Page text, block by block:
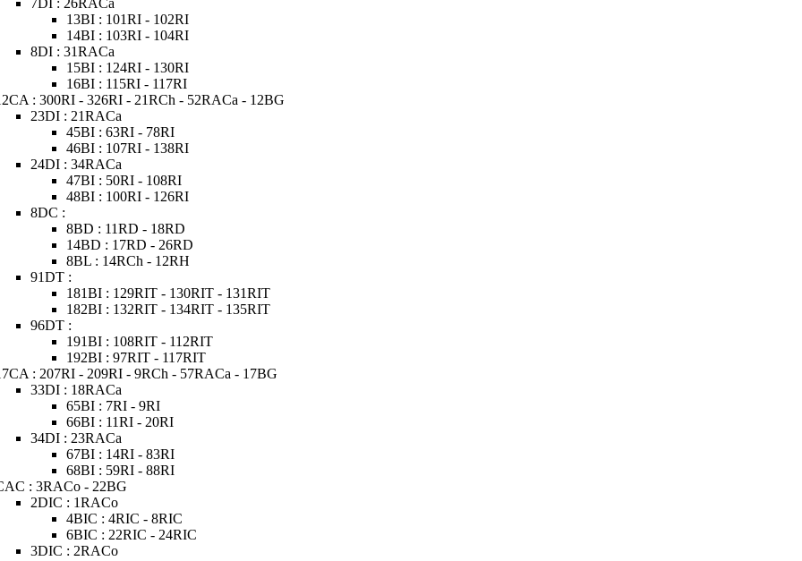
7DI : 26RACa
13BI : 101RI - 102RI
14BI : 103RI - 104RI
8DI : 31RACa
15BI : 124RI - 130RI
16BI : 115RI - 117RI
: 300RI - 326RI - 21RCh - 52RACa - 12BG
23DI : 21RACa
45BI : 63RI - 78RI
46BI : 107RI - 138RI
24DI : 34RACa
47BI : 50RI - 108RI
48BI : 100RI - 126RI
8DC :
8BD : 11RD - 18RD
14BD : 17RD - 26RD
8BL : 14RCh - 12RH
91DT :
181BI : 129RIT - 130RIT - 131RIT
182BI : 132RIT - 134RIT - 135RIT
96DT :
191BI : 108RIT - 112RIT
192BI : 97RIT - 117RIT
: 207RI - 209RI - 9RCh - 57RACa - 17BG
33DI : 18RACa
65BI : 7RI - 9RI
66BI : 11RI - 20RI
34DI : 23RACa
67BI : 14RI - 83RI
68BI : 59RI - 88RI
: 3RACo - 22BG
2DIC : 1RACo
4BIC : 4RIC - 8RIC
6BIC : 22RIC - 24RIC
3DIC : 2RACo